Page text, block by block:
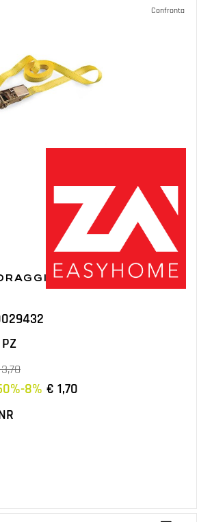
Confronta
MM.25 MT.4,5
8% € 1,70